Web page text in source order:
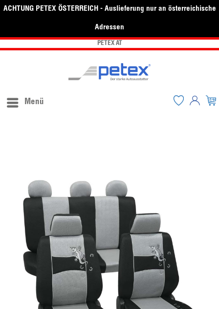
ACHTUNG PETEX ÖSTERREICH - Auslieferung nur an österreichische
Adressen
PETEX AT
Menü